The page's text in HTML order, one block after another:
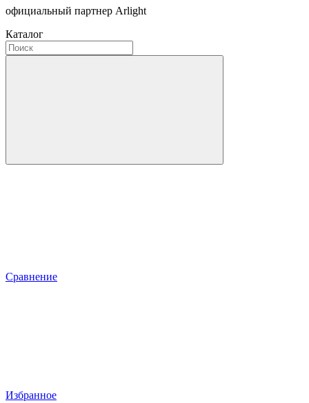
официальный партнер Arlight
Каталог
Сравнение
Избранное